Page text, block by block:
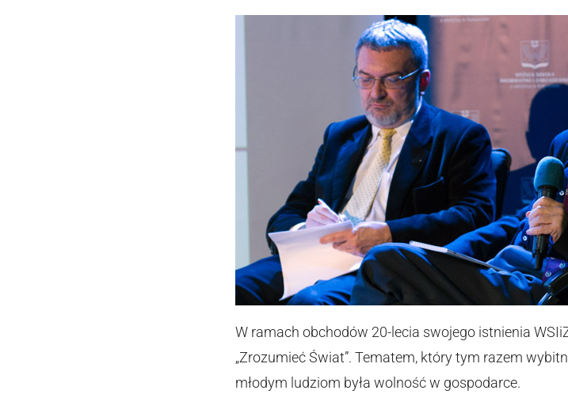
W ramach obchodów 20-lecia swojego istnienia
„Zrozumieć Świat”. Tematem, który tym razem
młodym ludziom była wolność w gospodarce.